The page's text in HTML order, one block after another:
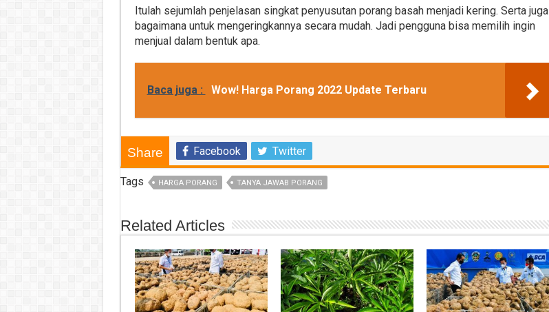
Itulah sejumlah penjelasan singkat penyusutan porang basah menjadi kering. Serta juga
bagaimana untuk mengeringkannya secara mudah. Jadi pengguna bisa memilih ingin
menjual dalam bentuk apa.
Baca juga : Wow! Harga Porang 2022 Update Terbaru
Share Facebook Twitter
Tags HARGA PORANG TANYA JAWAB PORANG
Related Articles